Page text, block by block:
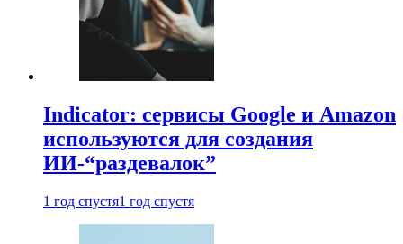
Indicator: сервисы Google и Amazon
используются для создания
ИИ-“раздевалок”
1 год спустя1 год спустя